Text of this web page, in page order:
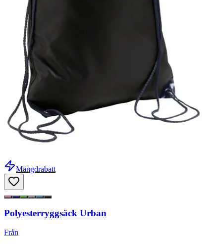
Mängdrabatt
Polyesterryggsäck Urban
Från